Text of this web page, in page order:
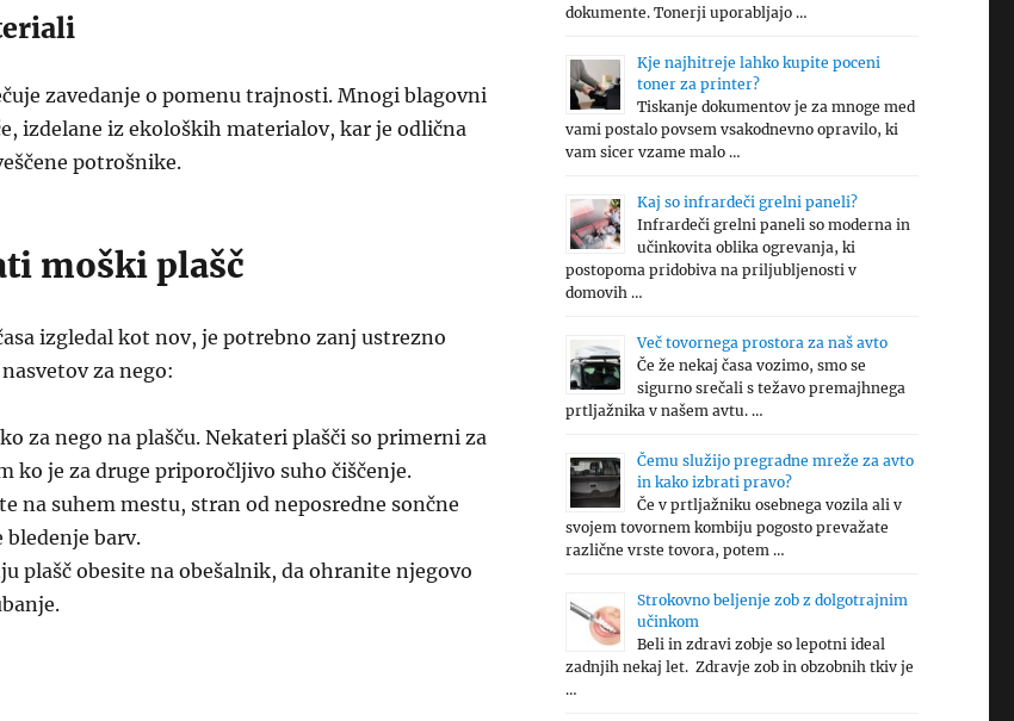
zavedanje o pomenu trajnosti. Mnogi blagovni
izdelane iz ekoloških materialov, kar je odlična
potrošnike.
moški plašč
izgledal kot nov, je potrebno zanj ustrezno
za nego:
za nego na plašču. Nekateri plašči so primerni za
ko je za druge priporočljivo suho čiščenje.
na suhem mestu, stran od neposredne sončne
bledenje barv.
plašč obesite na obešalnik, da ohranite njegovo
dokumente. Tonerji uporabljajo …
Kje najhitreje lahko kupite poceni
toner za printer?
Tiskanje dokumentov je za mnoge med
vami postalo povsem vsakodnevno opravilo, ki
vam sicer vzame malo …
Kaj so infrardeči grelni paneli?
Infrardeči grelni paneli so moderna in
učinkovita oblika ogrevanja, ki
postopoma pridobiva na priljubljenosti v
domovih …
Več tovornega prostora za naš avto
Če že nekaj časa vozimo, smo se
sigurno srečali s težavo premajhnega
prtljažnika v našem avtu. …
Čemu služijo pregradne mreže za avto
in kako izbrati pravo?
Če v prtljažniku osebnega vozila ali v
svojem tovornem kombiju pogosto prevažate
različne vrste tovora, potem …
Strokovno beljenje zob z dolgotrajnim
učinkom
Beli in zdravi zobje so lepotni ideal
zadnjih nekaj let. Zdravje zob in obzobnih tkiv je
…